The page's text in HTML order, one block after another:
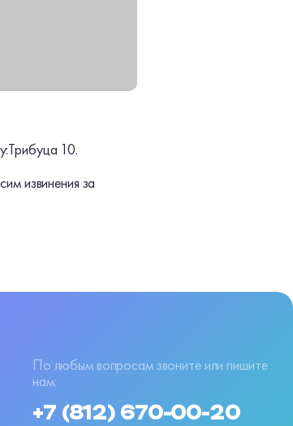
Трибуца 10.
извинения за
По любым вопросам звоните или пишите
нам:
+7 (812) 670-00-20